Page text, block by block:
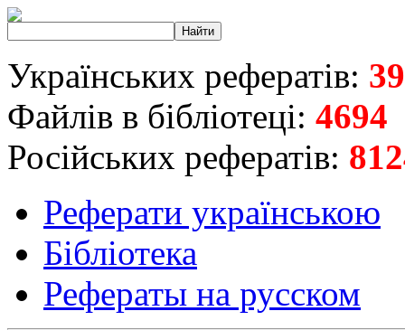
Українських рефератів:
Файлів в бібліотеці: 4694
Російських рефератів:
Реферати українською
Бібліотека
Рефераты на русском